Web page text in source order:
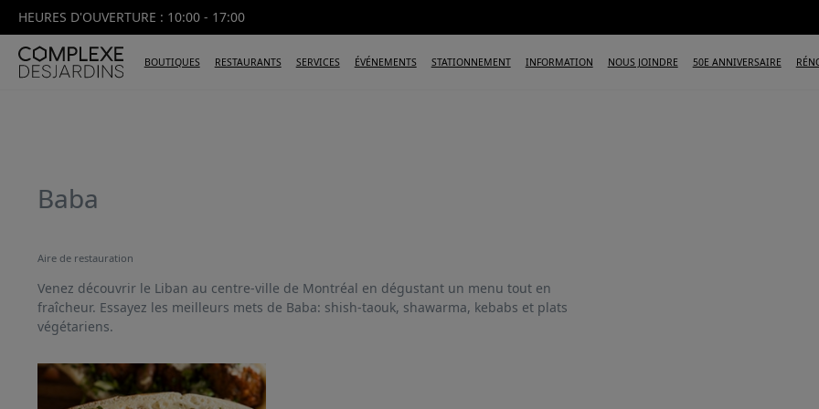
HEURES D'OUVERTURE : 10:00 - 17:00
BOUTIQUES RESTAURANTS SERVICES ÉVÉNEMENTS STATIONNEMENT INFORMATION NOUS JOINDRE 50E ANNIVERSAIRE
Baba
Aire de restauration
Venez découvrir le Liban au centre-ville de Montréal en dégustant un menu tout en
fraîcheur. Essayez les meilleurs mets de Baba: shish-taouk, shawarma, kebabs et plats
végétariens.